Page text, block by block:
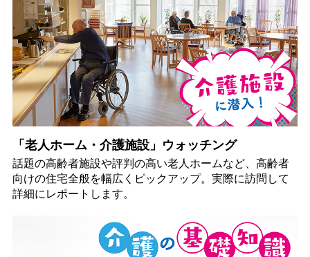
「老人ホーム・介護施設」ウォッチング
話題の高齢者施設や評判の高い老人ホームなど、高齢者
向けの住宅全般を幅広くピックアップ。実際に訪問して
詳細にレポートします。